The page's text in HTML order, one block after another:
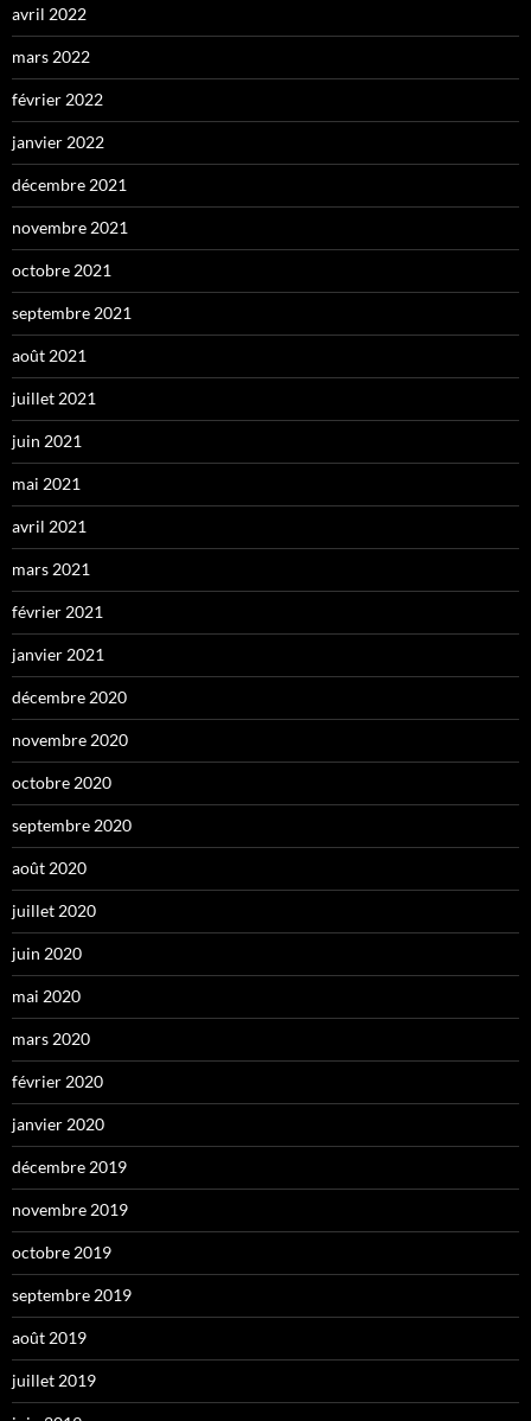
avril 2022
mars 2022
février 2022
janvier 2022
décembre 2021
novembre 2021
octobre 2021
septembre 2021
août 2021
juillet 2021
juin 2021
mai 2021
avril 2021
mars 2021
février 2021
janvier 2021
décembre 2020
novembre 2020
octobre 2020
septembre 2020
août 2020
juillet 2020
juin 2020
mai 2020
mars 2020
février 2020
janvier 2020
décembre 2019
novembre 2019
octobre 2019
septembre 2019
août 2019
juillet 2019